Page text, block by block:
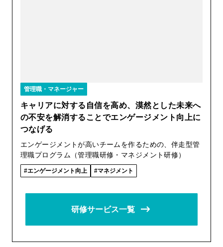
管理職・マネージャー
キャリアに対する自信を高め、漠然とした未来へ
の不安を解消することでエンゲージメント向上に
つなげる
エンゲージメントが高いチームを作るための、伴走型管
理職プログラム（管理職研修・マネジメント研修）
エンゲージメント向上 マネジメント
研修サービス一覧